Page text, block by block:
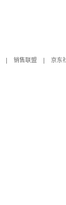
销售联盟 京东